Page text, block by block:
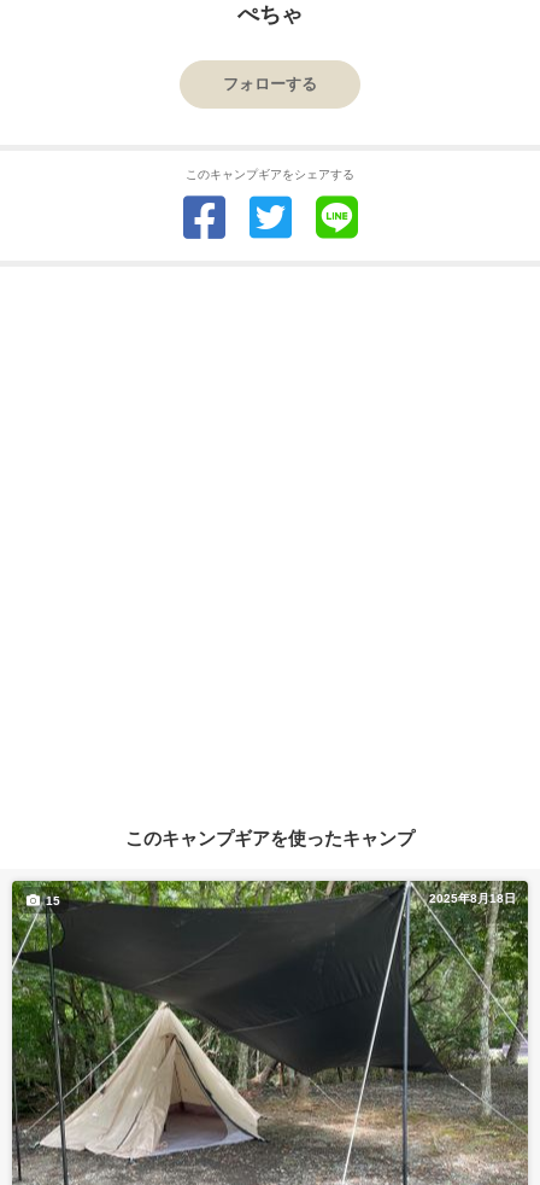
ぺちゃ
フォローする
このキャンプギアをシェアする
このキャンプギアを使ったキャンプ
2025年8月18日
15